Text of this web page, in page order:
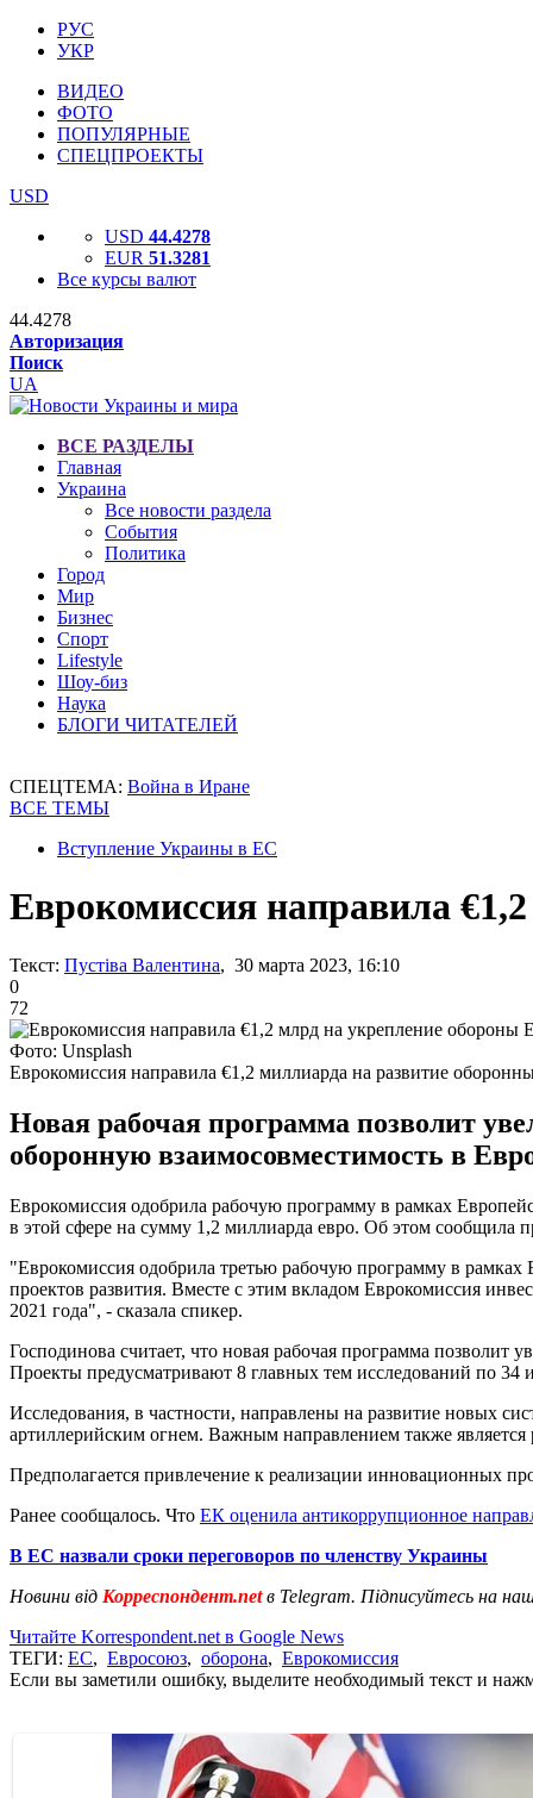
РУС
УКР
ВИДЕО
ФОТО
ПОПУЛЯРНЫЕ
СПЕЦПРОЕКТЫ
USD
USD 44.4278
EUR 51.3281
Все курсы валют
44.4278
Авторизация
Поиск
UA
ВСЕ РАЗДЕЛЫ
Главная
Украина
Все новости раздела
События
Политика
Город
Мир
Бизнес
Спорт
Lifestyle
Шоу-биз
Наука
БЛОГИ ЧИТАТЕЛЕЙ
СПЕЦТЕМА: Война в Иране
ВСЕ ТЕМЫ
Вступление Украины в ЕС
Еврокомиссия направила
Текст: Пустіва Валентина, 30 марта 2023, 16:10
0
72
Фото: Unsplash
Еврокомиссия направила €1,2 миллиарда на развитие
Новая рабочая программа позволит
оборонную взаимосовместимость в
Еврокомиссия одобрила рабочую программу в рамках
в этой сфере на сумму 1,2 миллиарда евро. Об этом сообщила
"Еврокомиссия одобрила третью рабочую программу в
проектов развития. Вместе с этим вкладом Еврокомиссия
2021 года", - сказала спикер.
Господинова считает, что новая рабочая программа
Проекты предусматривают 8 главных тем исследований по
Исследования, в частности, направлены на развитие новых
артиллерийским огнем. Важным направлением также
Предполагается привлечение к реализации инновационных
Ранее сообщалось. Что ЕК оценила антикоррупционное
В ЕС назвали сроки переговоров по членству Украины
Новини від Корреспондент.netв Telegram. Підписуйтесь на
Читайте Korrespondent.net в Google News
ТЕГИ: ЕС, Евросоюз, оборона, Еврокомиссия
Если вы заметили ошибку, выделите необходимый текст и